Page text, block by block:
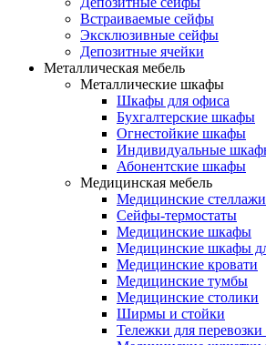
Встраиваемые сейфы
Эксклюзивные сейфы
Депозитные ячейки
Металлическая мебель
Металлические шкафы
Шкафы для офиса
Бухгалтерские шкафы
Огнестойкие шкафы
Индивидуальные
Абонентские шкафы
Медицинская мебель
Медицинские стеллажи
Сейфы-термостаты
Медицинские шкафы
Медицинские шкафы
Медицинские кровати
Медицинские тумбы
Медицинские столики
Ширмы и стойки
Тележки для